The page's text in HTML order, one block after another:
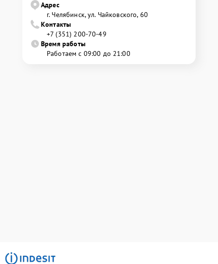
Адрес
г. Челябинск, ул. Чайковского, 60
Контакты
+7 (351) 200-70-49
Время работы
Работаем с 09:00 до 21:00